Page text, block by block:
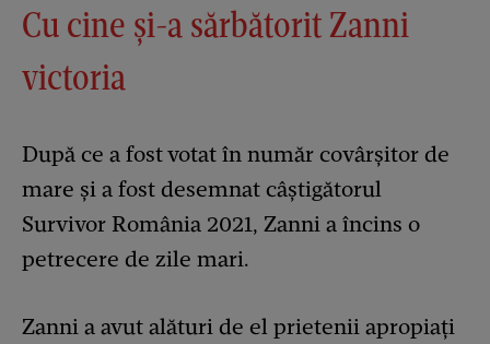
Cu cine și-a sărbătorit Zanni
victoria
După ce a fost votat în număr covârșitor de
mare și a fost desemnat câștigătorul
Survivor România 2021, Zanni a încins o
petrecere de zile mari.
Zanni a avut alături de el prietenii apropiați